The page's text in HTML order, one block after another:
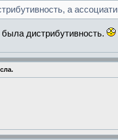
а
дистрибутивность.